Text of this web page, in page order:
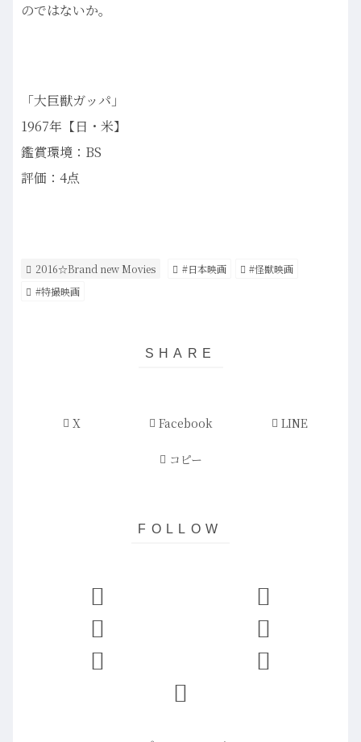
のではないか。
「大巨獣ガッパ」
1967年【日・米】
鑑賞環境：BS
評価：4点
2016☆Brand new Movies #日本映画
#怪獣映画
#特撮映画
X Facebook LINE
コピー